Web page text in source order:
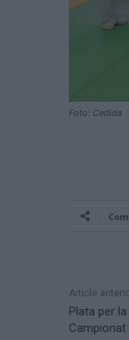
Foto: Cedida
Article
Plata per
Campionat